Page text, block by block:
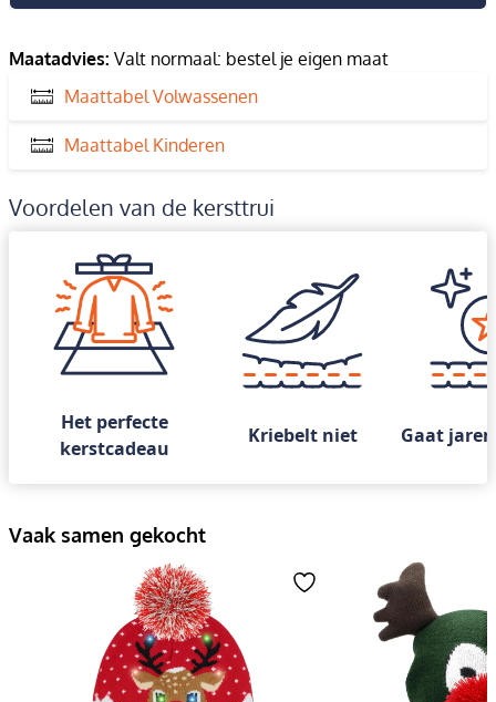
Maatadvies: Valt normaal: bestel je eigen maat
Maattabel Volwassenen
Maattabel Kinderen
Voordelen van de kersttrui
Het perfecte
kerstcadeau
Kriebelt niet Gaat
Vaak samen gekocht